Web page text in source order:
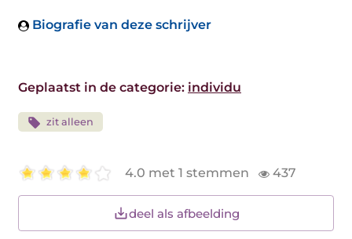
Biografie van deze schrijver
Geplaatst in de categorie: individu
zit alleen
4.0 met 1 stemmen 437
deel als afbeelding